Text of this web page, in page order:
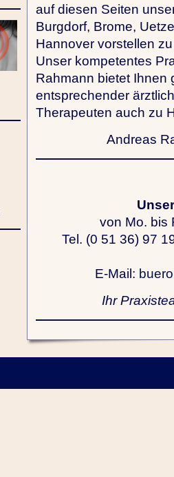
auf diesen Seiten
Burgdorf, Brome,
Hannover vorstellen
Unser kompetentes
Rahmann bietet Ihnen
entsprechender
Therapeuten auch zu
Andreas
von Mo. bis
Tel. (0 51 36) 97
E-Mail:
Ihr